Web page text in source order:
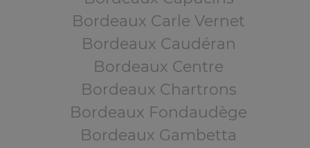
Bordeaux Carle Vernet
Bordeaux Caudéran
Bordeaux Centre
Bordeaux Chartrons
Bordeaux Fondaudège
Bordeaux Gambetta